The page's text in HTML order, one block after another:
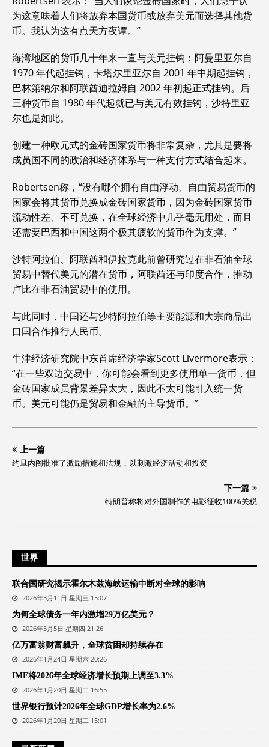
为这意味着人们将放弃本国货币或放弃美元而选择其他货
币。我认为这有点天方夜谭。”
海湾地区的货币几十年来一直与美元挂钩：阿曼里亚尔自
1970 年代起挂钩，卡塔尔里亚尔自 2001 年中期起挂钩，
巴林第纳尔和阿联酋迪拉姆自 2002 年初起正式挂钩。后
三种货币自 1980 年代起就已与美元有效挂钩，沙特里亚
尔也是如此。
创建一种欧元式的金砖国家货币将非常复杂，尤其是要将
成员国不同的政治和经济体系与一种支付方式结合起来。
Robertsen称，“没有哪个拥有自由浮动、自由贸易货币的
国家会将其货币兑换成金砖国家货币，因为金砖国家货币
流动性差、不可兑换，在全球经济中几乎毫无用处，而且
还需要巴西和中国这两个极其疲软的货币作为支撑。”
沙特阿拉伯、阿联酋和伊拉克此前曾研究过在非石油全球
贸易中替代美元的潜在货币，阿联酋还与印度合作，推动
卢比在非石油贸易中的使用。
与此同时，中国还与沙特阿拉伯等主要能源和大宗商品出
口国合作推行人民币。
牛津经济研究院中东首席经济学家Scott Livermore表示：
“在一些双边交易中，你可能会看到更多使用单一货币，但
金砖国家成员背景差异太大，因此不太可能引入统一货
币。美元可能仍是贸易和金融的主导货币。”
上一篇
约旦内阁批准了激励措施和法规，以刺激经济活动和投资
下一篇
特朗普称将对外国制作的电影征收100%关税
世界
联合国研究揭示霍尔木兹海峡运输中断对全球的影响
2026年3月11日 星期三 15:07
为何全球债务一年内激增29万亿美元？
2026年3月5日 星期四 21:26
亿万富翁财富飙升，全球贫困却持续存在
2026年1月24日 星期六 20:26
IMF将2026年全球经济增长预期上调至3.3%
2026年1月20日 星期二 16:55
世界银行预计2026年全球GDP增长率为2.6%
2026年1月20日 星期二 15:01